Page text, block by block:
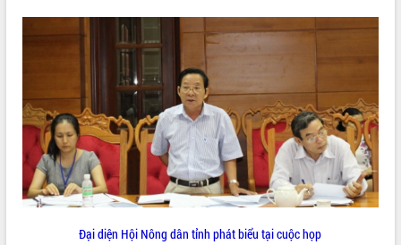
Đại diện Hội Nông dân tỉnh phát biểu tại cuộc họp